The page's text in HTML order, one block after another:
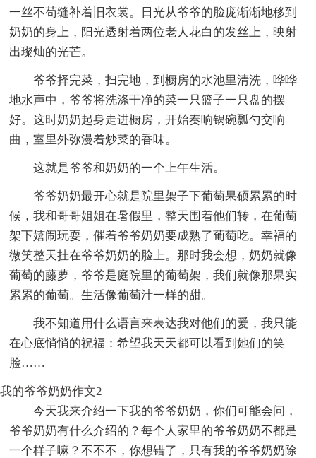
一丝不苟缝补着旧衣裳。日光从爷爷的脸庞渐渐地移到
奶奶的身上，阳光透射着两位老人花白的发丝上，映射
出璨灿的光芒。
爷爷择完菜，扫完地，到橱房的水池里清洗，哗哗
地水声中，爷爷将洗涤干净的菜一只篮子一只盘的摆
好。这时奶奶起身走进橱房，开始奏响锅碗瓢勺交响
曲，室里外弥漫着炒菜的香味。
这就是爷爷和奶奶的一个上午生活。
爷爷奶奶最开心就是院里架子下葡萄果硕累累的时
候，我和哥哥姐姐在暑假里，整天围着他们转，在葡萄
架下嬉闹玩耍，催着爷爷奶奶要成熟了葡萄吃。幸福的
微笑整天挂在爷爷奶奶的脸上。那时我会想，奶奶就像
葡萄的藤萝，爷爷是庭院里的葡萄架，我们就像那果实
累累的葡萄。生活像葡萄汁一样的甜。
我不知道用什么语言来表达我对他们的爱，我只能
在心底悄悄的祝福：希望我天天都可以看到她们的笑
脸……
我的爷爷奶奶作文2
今天我来介绍一下我的爷爷奶奶，你们可能会问，
爷爷奶奶有什么介绍的？每个人家里的爷爷奶奶不都是
一个样子嘛？不不不，你想错了，只有我的爷爷奶奶除